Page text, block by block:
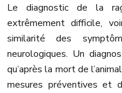
Le diagnostic de la
extrêmement difficile,
similarité des
neurologiques. Un
qu’après la mort de
mesures préventives et